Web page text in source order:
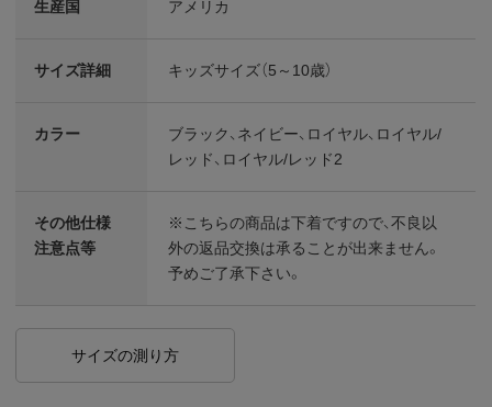
生産国 アメリカ
サイズ詳細 キッズサイズ（5～10歳）
カラー
ブラック、ネイビー、ロイヤル、ロイヤル/
レッド、ロイヤル/レッド2
その他仕様
注意点等
※こちらの商品は下着ですので、不良以
外の返品交換は承ることが出来ません。
予めご了承下さい。
サイズの測り方